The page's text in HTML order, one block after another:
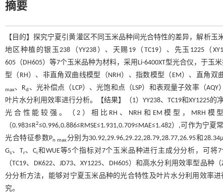
摘要
【目的】探究宁夏引黄灌区不同玉米品种间光合特性的差异，解析
地区种植的银玉238（YY238）、天赐19（TC19）、先玉1225（
605（DH605）等7个玉米品种为材料，采用Li-6400XT型光合仪，于
型（RH）、非直角双曲线模型（NRH）、指数模型（EM）、直角
max、Rd 、光补偿点（LCP）、光饱和点（LSP）和表观量子效率（
叶片水分利用效率进行分析。【结果】（1）YY238、TC19和XY1225
光合性能较强。（2）相比RH、NRH和EM模型，MRH
（0.983≤R2≤0.996,0.886≤RMSE≤1.931,0.709≤MAE≤1.482）,可作为宁
光合特征参数Pn max分别为30.92,29.96,29.22,28.79,28.77,26.95和
Gs、Tr、Ci和WUE等5个指标对7个玉米品种进行主成分分析，可
（TC19、DK622、JD73、XY1225、DH605）和高水分利用效率型品
分分析方法，能够对宁夏玉米品种的光合特性及叶片水分利用效率
究。